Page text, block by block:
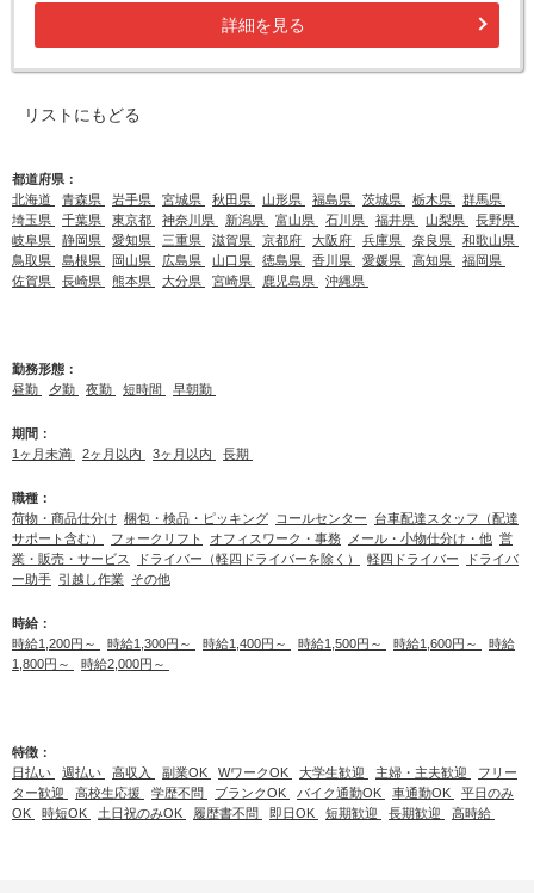
詳細を見る
リストにもどる
都道府県：
北海道
青森県 岩手県 宮城県 秋田県 山形県 福島県 茨城県 栃木県
群馬県
埼玉県
千葉県 東京都 神奈川県 新潟県 富山県 石川県 福井県 山梨県
長野県
岐阜県
静岡県 愛知県 三重県 滋賀県 京都府 大阪府 兵庫県 奈良県
和歌山県
鳥取県
島根県 岡山県 広島県 山口県 徳島県 香川県 愛媛県 高知県
福岡県
佐賀県
長崎県 熊本県 大分県 宮崎県 鹿児島県 沖縄県
勤務形態：
昼勤
夕勤 夜勤 短時間 早朝勤
期間：
1ヶ月未満
2ヶ月以内 3ヶ月以内 長期
職種：
荷物・商品仕分け 梱包・検品・ピッキング コールセンター
台車配達スタッフ（配達
サポート含む）
フォークリフト オフィスワーク・事務 メール・小物仕分け・他 営
業・販売・サービス
ドライバー（軽四ドライバーを除く） 軽四ドライバー
ドライバ
ー助手 引越し作業 その他
時給：
時給1,200円～
時給1,300円～ 時給1,400円～ 時給1,500円～ 時給1,600円～
時給
1,800円～
時給2,000円～
特徴：
日払い
週払い 高収入 副業OK WワークOK 大学生歓迎 主婦・主夫歓迎
フリー
ター歓迎
高校生応援 学歴不問 ブランクOK バイク通勤OK 車通勤OK
平日のみ
OK
時短OK 土日祝のみOK 履歴書不問 即日OK 短期歓迎 長期歓迎 高時給